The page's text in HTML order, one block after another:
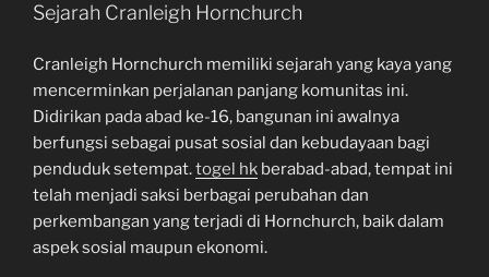
Sejarah Cranleigh Hornchurch
Cranleigh Hornchurch memiliki sejarah yang kaya yang
mencerminkan perjalanan panjang komunitas ini.
Didirikan pada abad ke-16, bangunan ini awalnya
berfungsi sebagai pusat sosial dan kebudayaan bagi
penduduk setempat.togel hk berabad-abad, tempat ini
telah menjadi saksi berbagai perubahan dan
perkembangan yang terjadi di Hornchurch, baik dalam
aspek sosial maupun ekonomi.